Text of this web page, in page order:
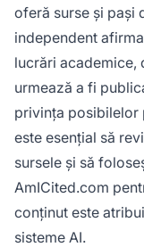
oferă surse și pași
independent
lucrări academice,
urmează a fi
privința posibilelor
este esențial să
sursele și să
AmICited.com
conținut este
sisteme AI.